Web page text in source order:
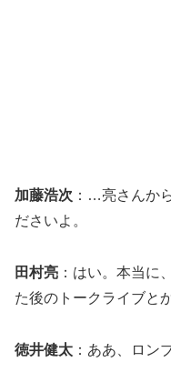
加藤浩次 ：…亮さんか
ださいよ。
田村亮 ：はい。本当に
た後のトークライブと
徳井健太 ：ああ、ロン